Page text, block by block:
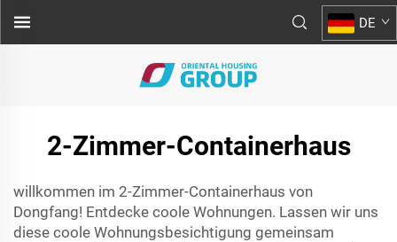
DE
2-Zimmer-Containerhaus
willkommen im 2-Zimmer-Containerhaus von
Dongfang! Entdecke coole Wohnungen. Lassen wir uns
diese coole Wohnungsbesichtigung gemeinsam